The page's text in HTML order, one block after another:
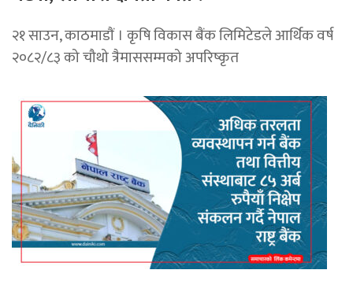
२१ साउन, काठमाडाैं । कृषि विकास बैंक लिमिटेडले आर्थिक वर्ष
२०८२/८३ को चौथो त्रैमाससम्मको अपरिष्कृत